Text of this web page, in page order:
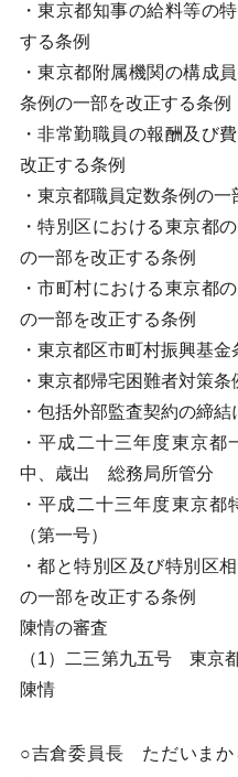
・東京都知事の給料等の
する条例
・東京都附属機関の構成
条例の一部を改正する条例
・非常勤職員の報酬及び
改正する条例
・東京都職員定数条例の
・特別区における東京都
の一部を改正する条例
・市町村における東京都
の一部を改正する条例
・東京都区市町村振興基
・東京都帰宅困難者対策条
・包括外部監査契約の締結
・平成二十三年度東京都
中、歳出 総務局所管分
・平成二十三年度東京
（第一号）
・都と特別区及び特別区
の一部を改正する条例
陳情の審査
（1）二三第九五号 東京
陳情
○吉倉委員長 ただいまか